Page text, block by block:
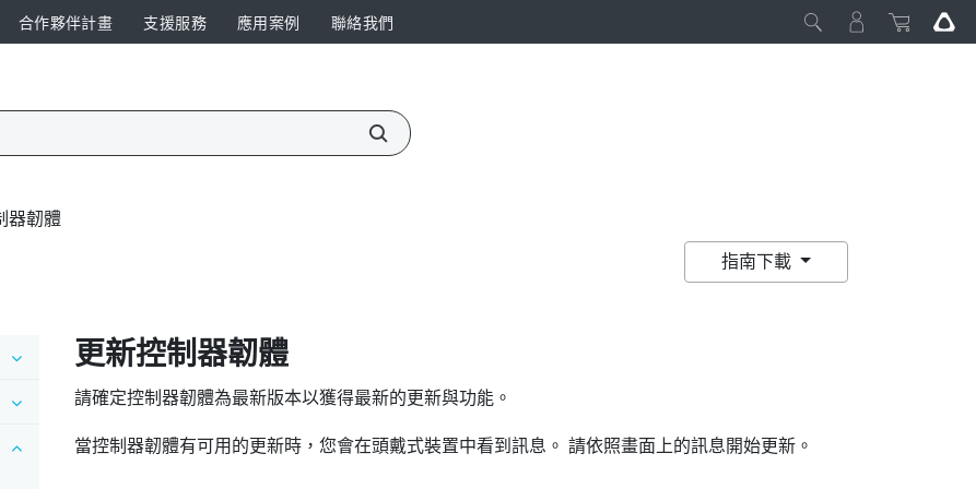
合作夥伴計畫 支援服務 應用案例 聯絡我們
器韌體
指南下載
更新控制器韌體
請確定控制器韌體為最新版本以獲得最新的更新與功能。
當控制器韌體有可用的更新時，您會在頭戴式裝置中看到訊息。 請依照畫面上的訊息開始更新。